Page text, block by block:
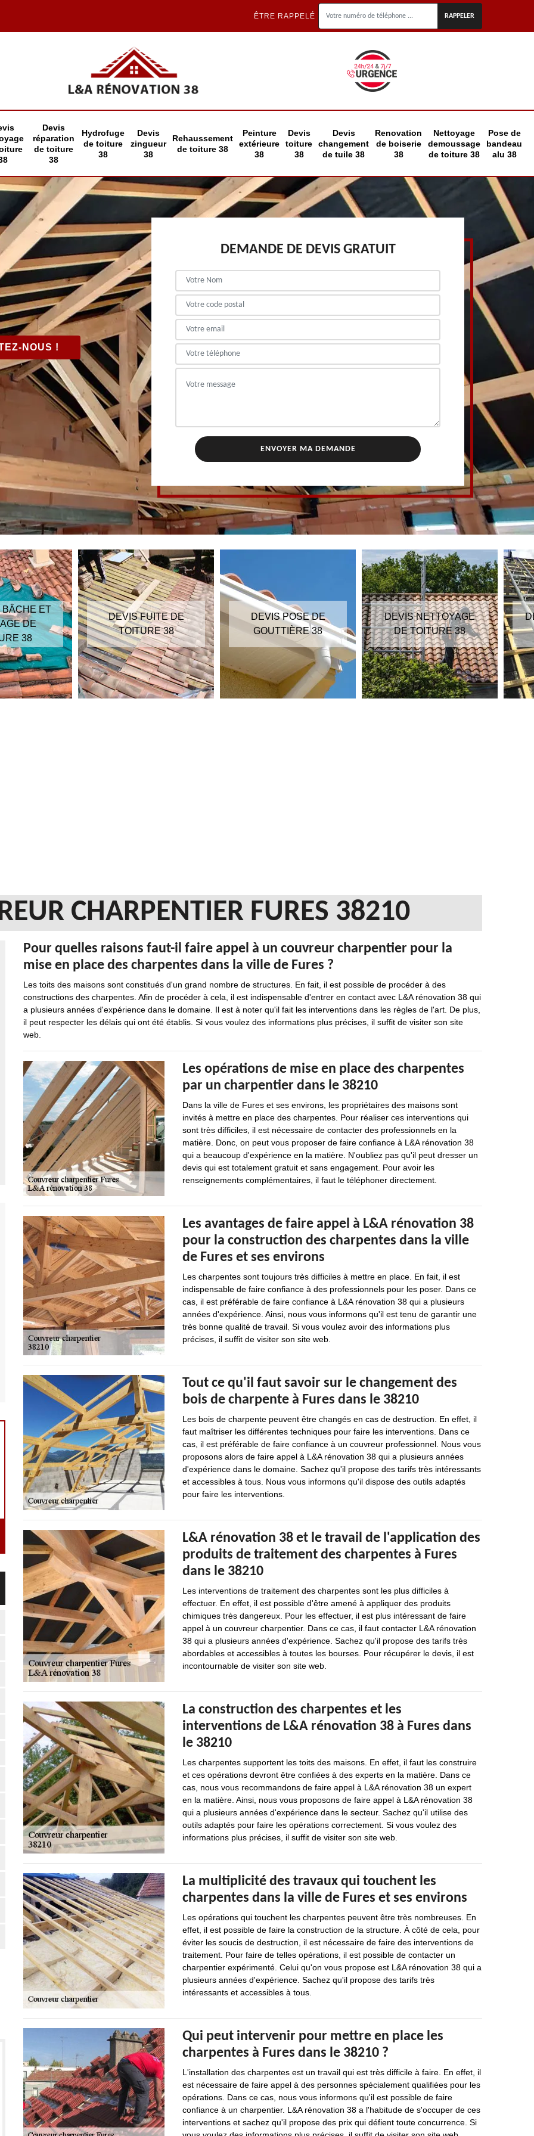
ÊTRE RAPPELÉ
Devis
réparation
de toiture
38
Hydrofuge
de toiture
38
Devis
zingueur
38
Rehaussement
de toiture 38
Peinture
extérieure
38
Devis
toiture
38
Devis
changement
de tuile 38
Renovation
de boiserie
38
Nettoyage
demoussage
de toiture 38
Pose de
bandeau
alu 38
NOUS !
DEMANDE DE DEVIS GRATUIT
BÂCHE ET
DE
38
DEVIS FUITE DE
TOITURE 38
DEVIS POSE DE
GOUTTIÈRE 38
DEVIS NETTOYAGE
DE TOITURE 38
CHARPENTIER FURES 38210
Pour quelles raisons faut-il faire appel à un couvreur charpentier pour la
mise en place des charpentes dans la ville de Fures ?
Les toits des maisons sont constitués d'un grand nombre de structures. En fait, il est possible de procéder à des
constructions des charpentes. Afin de procéder à cela, il est indispensable d'entrer en contact avec L&A rénovation 38 qui
a plusieurs années d'expérience dans le domaine. Il est à noter qu'il fait les interventions dans les règles de l'art. De plus,
il peut respecter les délais qui ont été établis. Si vous voulez des informations plus précises, il suffit de visiter son site
web.
Les opérations de mise en place des charpentes
par un charpentier dans le 38210
Dans la ville de Fures et ses environs, les propriétaires des maisons sont
invités à mettre en place des charpentes. Pour réaliser ces interventions qui
sont très difficiles, il est nécessaire de contacter des professionnels en la
matière. Donc, on peut vous proposer de faire confiance à L&A rénovation 38
qui a beaucoup d'expérience en la matière. N'oubliez pas qu'il peut dresser un
devis qui est totalement gratuit et sans engagement. Pour avoir les
renseignements complémentaires, il faut le téléphoner directement.
Les avantages de faire appel à L&A rénovation 38
pour la construction des charpentes dans la ville
de Fures et ses environs
Les charpentes sont toujours très difficiles à mettre en place. En fait, il est
indispensable de faire confiance à des professionnels pour les poser. Dans ce
cas, il est préférable de faire confiance à L&A rénovation 38 qui a plusieurs
années d'expérience. Ainsi, nous vous informons qu'il est tenu de garantir une
très bonne qualité de travail. Si vous voulez avoir des informations plus
précises, il suffit de visiter son site web.
Tout ce qu'il faut savoir sur le changement des
bois de charpente à Fures dans le 38210
Les bois de charpente peuvent être changés en cas de destruction. En effet, il
faut maîtriser les différentes techniques pour faire les interventions. Dans ce
cas, il est préférable de faire confiance à un couvreur professionnel. Nous vous
proposons alors de faire appel à L&A rénovation 38 qui a plusieurs années
d'expérience dans le domaine. Sachez qu'il propose des tarifs très intéressants
et accessibles à tous. Nous vous informons qu'il dispose des outils adaptés
pour faire les interventions.
L&A rénovation 38 et le travail de l'application des
produits de traitement des charpentes à Fures
dans le 38210
Les interventions de traitement des charpentes sont les plus difficiles à
effectuer. En effet, il est possible d'être amené à appliquer des produits
chimiques très dangereux. Pour les effectuer, il est plus intéressant de faire
appel à un couvreur charpentier. Dans ce cas, il faut contacter L&A rénovation
38 qui a plusieurs années d'expérience. Sachez qu'il propose des tarifs très
abordables et accessibles à toutes les bourses. Pour récupérer le devis, il est
incontournable de visiter son site web.
La construction des charpentes et les
interventions de L&A rénovation 38 à Fures dans
le 38210
Les charpentes supportent les toits des maisons. En effet, il faut les construire
et ces opérations devront être confiées à des experts en la matière. Dans ce
cas, nous vous recommandons de faire appel à L&A rénovation 38 un expert
en la matière. Ainsi, nous vous proposons de faire appel à L&A rénovation 38
qui a plusieurs années d'expérience dans le secteur. Sachez qu'il utilise des
outils adaptés pour faire les opérations correctement. Si vous voulez des
informations plus précises, il suffit de visiter son site web.
La multiplicité des travaux qui touchent les
charpentes dans la ville de Fures et ses environs
Les opérations qui touchent les charpentes peuvent être très nombreuses. En
effet, il est possible de faire la construction de la structure. À côté de cela, pour
éviter les soucis de destruction, il est nécessaire de faire des interventions de
traitement. Pour faire de telles opérations, il est possible de contacter un
charpentier expérimenté. Celui qu'on vous propose est L&A rénovation 38 qui a
plusieurs années d'expérience. Sachez qu'il propose des tarifs très
intéressants et accessibles à tous.
Qui peut intervenir pour mettre en place les
charpentes à Fures dans le 38210 ?
L'installation des charpentes est un travail qui est très difficile à faire. En effet, il
est nécessaire de faire appel à des personnes spécialement qualifiées pour les
opérations. Dans ce cas, nous vous informons qu'il est possible de faire
confiance à un charpentier. L&A rénovation 38 a l'habitude de s'occuper de ces
interventions et sachez qu'il propose des prix qui défient toute concurrence. Si